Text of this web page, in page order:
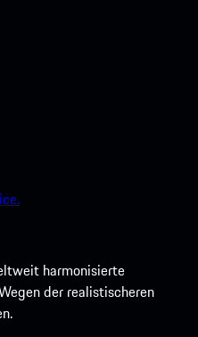
harmonisierte
der realistischeren